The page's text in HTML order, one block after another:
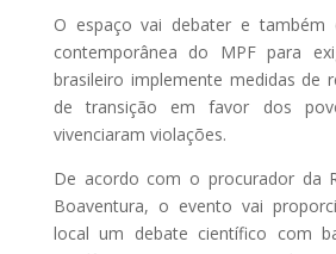
O espaço vai debater e também
contemporânea do MPF para
brasileiro implemente medidas de
de transição em favor dos
vivenciaram violações.
De acordo com o procurador da
Boaventura, o evento vai
local um debate científico com